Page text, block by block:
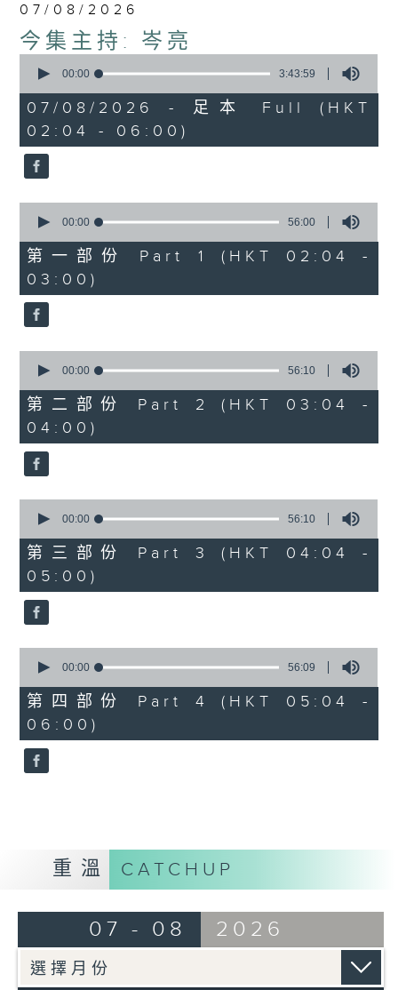
07/08/2026
今集主持: 岑亮
seconds
3
hours,
43
minutes,
59
seconds
00:00 3:43:59
07/08/2026 - 足本 Full (HKT
02:04 - 06:00)
seconds
56
minutes,
0
seconds
00:00 56:00
第一部份 Part 1 (HKT 02:04 -
03:00)
seconds
56
minutes,
10
seconds
00:00 56:10
第二部份 Part 2 (HKT 03:04 -
04:00)
seconds
56
minutes,
10
seconds
00:00 56:10
第三部份 Part 3 (HKT 04:04 -
05:00)
seconds
56
minutes,
9
seconds
00:00 56:09
第四部份 Part 4 (HKT 05:04 -
06:00)
重溫 CATCHUP
07 - 08 2026